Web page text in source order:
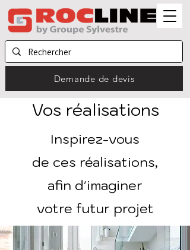
Demande de devis
Vos réalisations
Inspirez-vous
de ces réalisations,
afin d'imaginer
votre futur projet